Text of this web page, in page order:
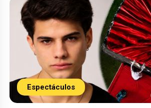
Espectáculos